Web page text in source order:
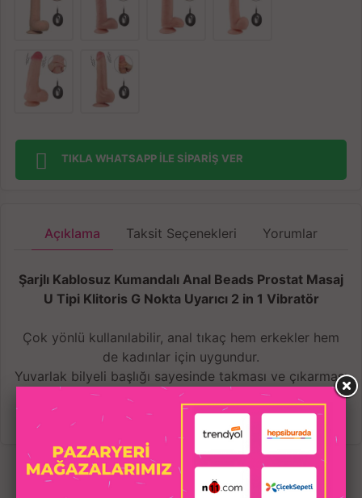
TIKLA WHATSAPP İLE SİPARİŞ VER
Açıklama Taksit Seçenekleri Yorumlar
Şarjlı Kablosuz Kumandalı Anal Beads Prostat Masaj
U Tipi Klitoris G Nokta Uyarıcı 2 in 1 Vibratör
Çok yönlü kullanılabilir, anal tıkaç hem erkekler hem
de kadınlar için uygundur.
Yuvarlak bilyeli başlığı sayesinde takması ve çıkarması
kolaydır.
Kablosuz uzaktan kumanda ve iki taraflı titreşime izin
veren çift taraflı tasarım sayesinde maksimum
konforun ve eşsiz uyarımın tadını çıkarın.
Ultra güçlü 10 titreşim modu, U Tipi Çiftlere
İLGILI